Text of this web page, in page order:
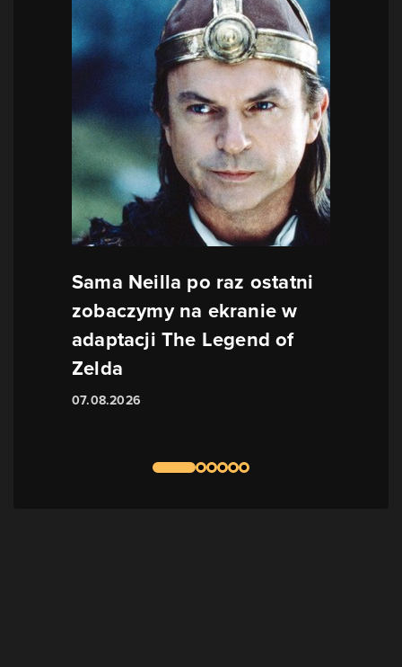
Sama Neilla po raz ostatni
zobaczymy na ekranie w
adaptacji The Legend of
Zelda
07.08.2026